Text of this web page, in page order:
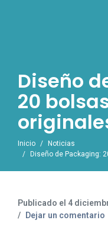
Diseño
20
Inicio
Noticias
Diseño de Packaging:
Publicado el 4
Dejar un comentario